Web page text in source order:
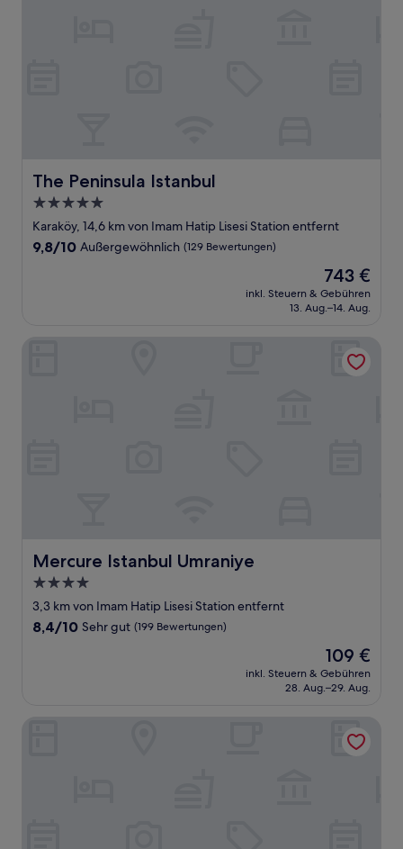
The Peninsula Istanbul
The Peninsula Istanbul
5.0-
Sterne-
Unterkunft
Karaköy, 14,6 km von Imam Hatip Lisesi Station entfernt
9.8
9,8/10 Außergewöhnlich (129 Bewertungen)
Der
Preis
beträgt
743 €
inkl. Steuern & Gebühren
13. Aug.–14. Aug.
Mercure Istanbul Umraniye
Mercure Istanbul Umraniye
4.0-
Sterne-
Unterkunft
3,3 km von Imam Hatip Lisesi Station entfernt
8.4
Bewertungen)
8,4/10 Sehr gut (199 Bewertungen)
Der
Preis
beträgt
109 €
inkl. Steuern & Gebühren
28. Aug.–29. Aug.
Hilton Istanbul Bomonti Hotel & Conference Center